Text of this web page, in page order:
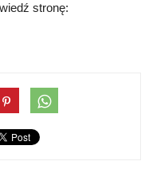
stronę: